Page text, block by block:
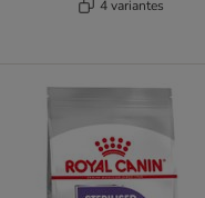
4 variantes